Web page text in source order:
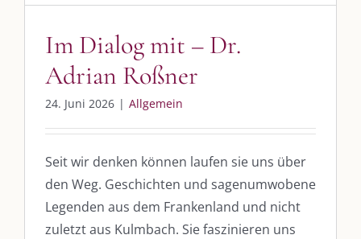
Im Dialog mit – Dr.
Adrian Roßner
24. Juni 2026 | Allgemein
Seit wir denken können laufen sie uns über
den Weg. Geschichten und sagenumwobene
Legenden aus dem Frankenland und nicht
zuletzt aus Kulmbach. Sie faszinieren uns